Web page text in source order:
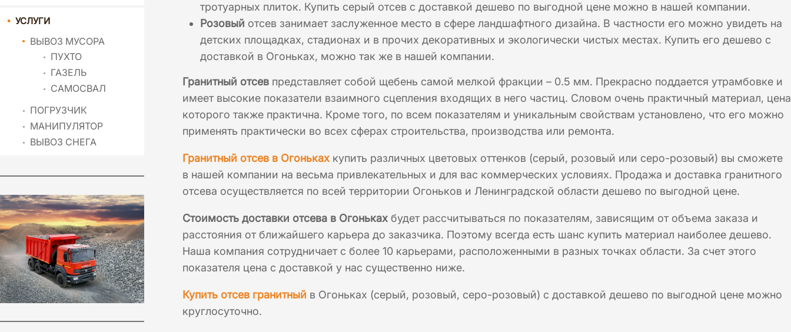
тротуарных плиток. Купить серый отсев с доставкой дешево по выгодной цене можно в нашей компании.
Розовый отсев занимает заслуженное место в сфере ландшафтного дизайна. В частности его можно увидеть на
детских площадках, стадионах и в прочих декоративных и экологически чистых местах. Купить его дешево с
доставкой в Огоньках, можно так же в нашей компании.
Гранитный отсев представляет собой щебень самой мелкой фракции – 0.5 мм. Прекрасно поддается утрамбовке и
имеет высокие показатели взаимного сцепления входящих в него частиц. Словом очень практичный материал, цена
которого также практична. Кроме того, по всем показателям и уникальным свойствам установлено, что его можно
применять практически во всех сферах строительства, производства или ремонта.
Гранитный отсев в Огоньках купить различных цветовых оттенков (серый, розовый или серо-розовый) вы сможете
в нашей компании на весьма привлекательных и для вас коммерческих условиях. Продажа и доставка гранитного
отсева осуществляется по всей территории Огоньков и Ленинградской области дешево по выгодной цене.
Стоимость доставки отсева в Огоньках будет рассчитываться по показателям, зависящим от объема заказа и
расстояния от ближайшего карьера до заказчика. Поэтому всегда есть шанс купить материал наиболее дешево.
Наша компания сотрудничает с более 10 карьерами, расположенными в разных точках области. За счет этого
показателя цена с доставкой у нас существенно ниже.
Купить отсев гранитный в Огоньках (серый, розовый, серо-розовый) с доставкой дешево по выгодной цене можно
круглосуточно.
УСЛУГИ
ВЫВОЗ МУСОРА
ПУХТО
ГАЗЕЛЬ
САМОСВАЛ
ПОГРУЗЧИК
МАНИПУЛЯТОР
ВЫВОЗ СНЕГА